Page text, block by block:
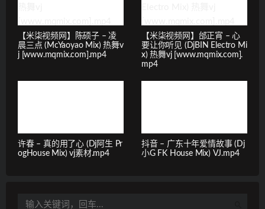
【米柒视频网】陈硕子 – 凌
晨三点 (McYaoyao Mix) 热舞v
j [www.mqmix.com].mp4
【米柒视频网】邰正宵 – 心
要让你听见 (DjBIN Electro Mi
x) 热舞vj [www.mqmix.com].
mp4
许春 – 真的用了心 (Dj阿生 Pr
ogHouse Mix) vj素材.mp4
抖音 – 广东十年爱情故事 (Dj
小G FK House Mix) VJ.mp4